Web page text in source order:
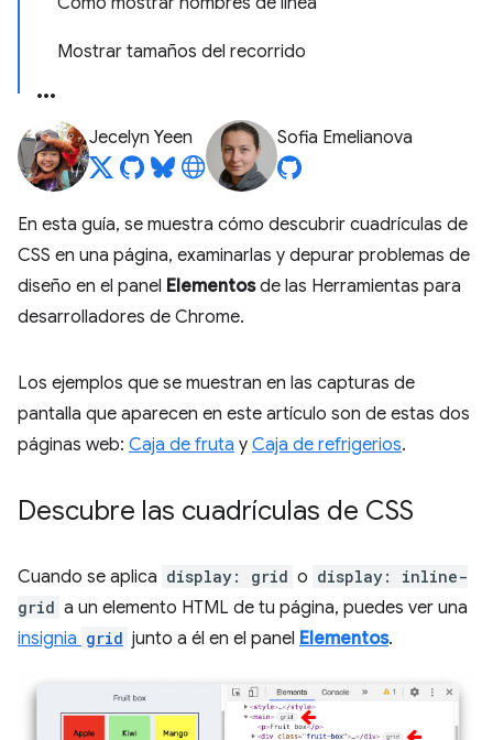
Mostrar tamaños del recorrido
Jecelyn Yeen Sofia Emelianova
En esta guía, se muestra cómo descubrir cuadrículas de
CSS en una página, examinarlas y depurar problemas de
diseño en el panel Elementosde las Herramientas para
desarrolladores de Chrome.
Los ejemplos que se muestran en las capturas de
pantalla que aparecen en este artículo son de estas dos
páginas web: Caja de fruta y Caja de refrigerios.
Descubre las cuadrículas de CSS
Cuando se aplica display: grid o display: inline-
grid a un elemento HTML de tu página, puedes ver una
insignia grid junto a él en el panel Elementos.